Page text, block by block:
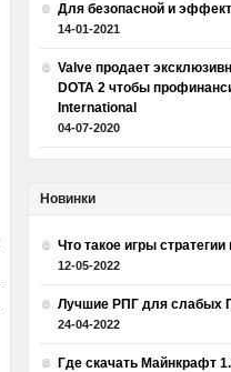
Для безопасной и
14-01-2021
Valve продает
DOTA 2 чтобы
International
04-07-2020
Новинки
Что такое игры стратегии
12-05-2022
Лучшие РПГ для слабых
24-04-2022
Где скачать Майнкрафт